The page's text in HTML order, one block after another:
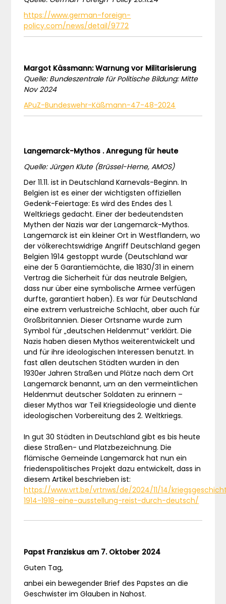
https://www.german-foreign-
policy.com/news/detail/9772
Margot Kässmann: Warnung vor Militarisierung
Quelle: Bundeszentrale für Politische Bildung: Mitte
Nov 2024
APuZ-Bundeswehr-Käßmann-47-48-2024
Langemarck-Mythos . Anregung für heute
Quelle: Jürgen Klute (Brüssel-Herne, AMOS)
Der 11.11. ist in Deutschland Karnevals-Beginn. In
Belgien ist es einer der wichtigsten offiziellen
Gedenk-Feiertage: Es wird des Endes des 1.
Weltkriegs gedacht. Einer der bedeutendsten
Mythen der Nazis war der Langemarck-Mythos.
Langemarck ist ein kleiner Ort in Westflandern, wo
der völkerechtswidrige Angriff Deutschland gegen
Belgien 1914 gestoppt wurde (Deutschland war
eine der 5 Garantiemächte, die 1830/31 in einem
Vertrag die Sicherheit für das neutrale Belgien,
dass nur über eine symbolische Armee verfügen
durfte, garantiert haben). Es war für Deutschland
eine extrem verlustreiche Schlacht, aber auch für
Großbritannien. Dieser Ortsname wurde zum
Symbol für „deutschen Heldenmut“ verklärt. Die
Nazis haben diesen Mythos weiterentwickelt und
und für ihre ideologischen Interessen benutzt. In
fast allen deutschen Städten wurden in den
1930er Jahren Straßen und Plätze nach dem Ort
Langemarck benannt, um an den vermeintlichen
Heldenmut deutscher Soldaten zu erinnern –
dieser Mythos war Teil Kriegsideologie und diente
ideologischen Vorbereitung des 2. Weltkriegs.
In gut 30 Städten in Deutschland gibt es bis heute
diese Straßen- und Platzbezeichnung. Die
flämische Gemeinde Langemarck hat nun ein
friedenspolitisches Projekt dazu entwickelt, dass in
diesem Artikel beschrieben ist:
https://www.vrt.be/vrtnws/de/2024/11/14/
1914-1918-eine-ausstellung-reist-durch-deutsch/
Papst Franziskus am 7. Oktober 2024
Guten Tag,
anbei ein bewegender Brief des Papstes an die
Geschwister im Glauben in Nahost.